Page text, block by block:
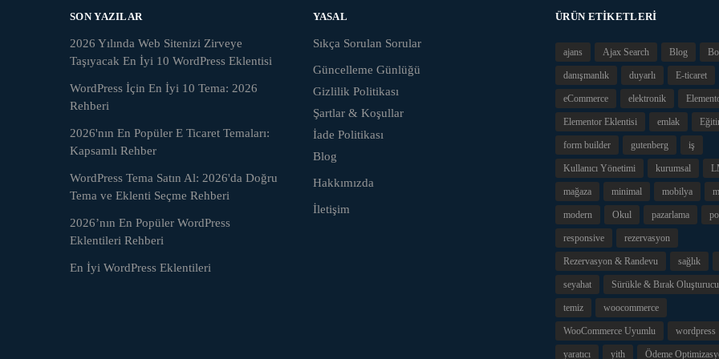
SON YAZILAR
2026 Yılında Web Sitenizi Zirveye
Taşıyacak En İyi 10 WordPress Eklentisi
WordPress İçin En İyi 10 Tema: 2026
Rehberi
2026'nın En Popüler E Ticaret Temaları:
Kapsamlı Rehber
WordPress Tema Satın Al: 2026'da Doğru
Tema ve Eklenti Seçme Rehberi
2026’nın En Popüler WordPress
Eklentileri Rehberi
En İyi WordPress Eklentileri
YASAL
Sıkça Sorulan Sorular
Güncelleme Günlüğü
Gizlilik Politikası
Şartlar & Koşullar
İade Politikası
Blog
Hakkımızda
İletişim
ÜRÜN ETIKETLERI
ajans Ajax Search Blog
danışmanlık duyarlı E-ticaret
eCommerce elektronik
Elementor Eklentisi emlak
form builder gutenberg iş
Kullanıcı Yönetimi kurumsal
mağaza minimal mobilya
modern Okul pazarlama
responsive rezervasyon
Rezervasyon & Randevu sağlık
seyahat Sürükle & Bırak Oluşturucu
temiz woocommerce
WooCommerce Uyumlu wordpress
yaratıcı yith Ödeme